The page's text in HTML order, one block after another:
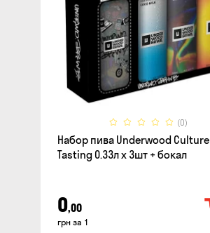
(0)
Набор пива Underwood Culture
Tasting 0.33л x 3шт + бокал
0,00
грн за 1